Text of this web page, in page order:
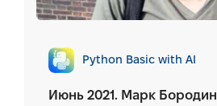
Python Basic with AI
Июнь 2021. Марк Бородин